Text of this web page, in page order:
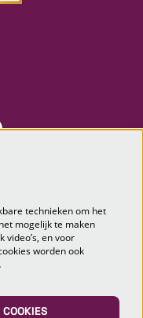
met deCloud Data Processing
technieken om het
mogelijk te maken
video’s, en voor
worden ook